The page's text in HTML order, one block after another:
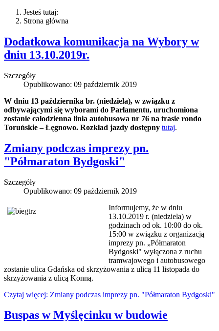
Jesteś tutaj:
Strona główna
Dodatkowa komunikacja na Wybory w
dniu 13.10.2019r.
Szczegóły
Opublikowano: 09 październik 2019
W dniu 13 października br. (niedziela), w związku z
odbywającymi się wyborami do Parlamentu, uruchomiona
zostanie całodzienna linia autobusowa nr 76 na trasie rondo
Toruńskie – Łęgnowo. Rozkład jazdy dostępny tutaj.
Zmiany podczas imprezy pn.
"Półmaraton Bydgoski"
Szczegóły
Opublikowano: 09 październik 2019
Informujemy, że w dniu
13.10.2019 r. (niedziela) w
godzinach od ok. 10:00 do ok.
15:00 w związku z organizacją
imprezy pn. „Półmaraton
Bydgoski" wyłączona z ruchu
tramwajowego i autobusowego
zostanie ulica Gdańska od skrzyżowania z ulicą 11 listopada do
skrzyżowania z ulicą Konną.
Czytaj więcej: Zmiany podczas imprezy pn. "Półmaraton Bydgoski"
Buspas w Myślęcinku w budowie